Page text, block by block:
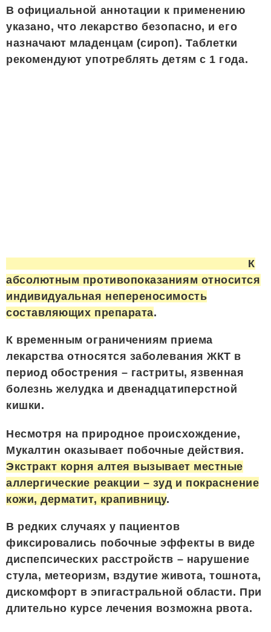
В официальной аннотации к применению
указано, что лекарство безопасно, и его
назначают младенцам (сироп). Таблетки
рекомендуют употреблять детям с 1 года.
К
абсолютным противопоказаниям относится
индивидуальная непереносимость
составляющих препарата.
К временным ограничениям приема
лекарства относятся заболевания ЖКТ в
период обострения – гастриты, язвенная
болезнь желудка и двенадцатиперстной
кишки.
Несмотря на природное происхождение,
Мукалтин оказывает побочные действия.
Экстракт корня алтея вызывает местные
аллергические реакции – зуд и покраснение
кожи, дерматит, крапивницу.
В редких случаях у пациентов
фиксировались побочные эффекты в виде
диспепсических расстройств – нарушение
стула, метеоризм, вздутие живота, тошнота,
дискомфорт в эпигастральной области. При
длительно курсе лечения возможна рвота.